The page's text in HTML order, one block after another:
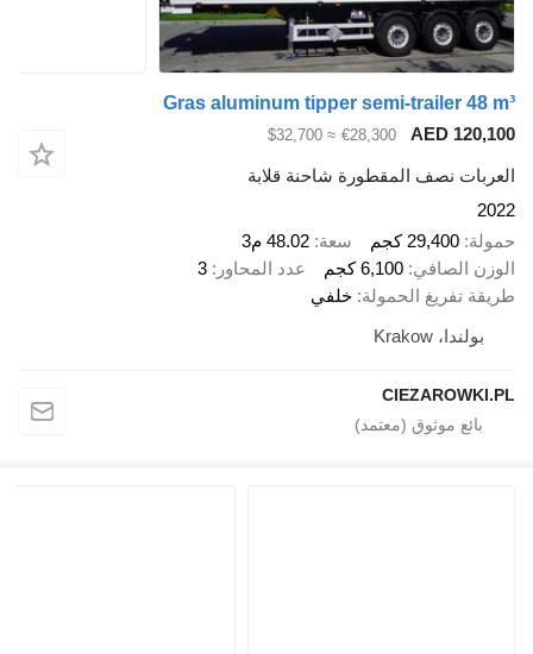
Gras aluminum tipper semi-trailer 48 m³
AED 120,100
€28,300
≈ $32,700
العربات نصف المقطورة شاحنة قلابة
2022
حمولة 29,400 كجم سعة 48.02 م3
الوزن الصافي 6,100 كجم عدد المحاور
3
طريقة تفريغ الحمولة خلفي
بولندا، Krakow
CIEZAROWKI.PL